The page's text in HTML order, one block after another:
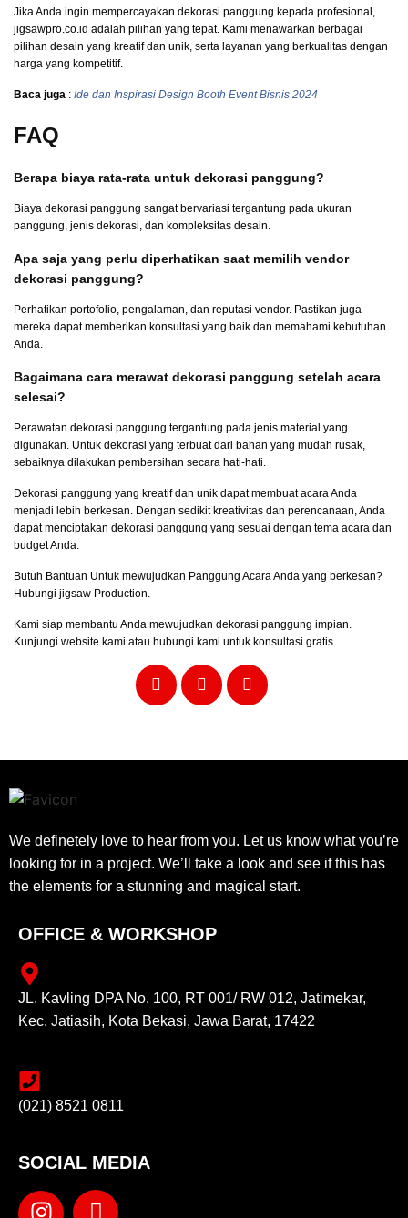
Jika Anda ingin mempercayakan dekorasi panggung kepada profesional,
jigsawpro.co.id adalah pilihan yang tepat. Kami menawarkan berbagai
pilihan desain yang kreatif dan unik, serta layanan yang berkualitas dengan
harga yang kompetitif.
Baca juga : Ide dan Inspirasi Design Booth Event Bisnis 2024
FAQ
Berapa biaya rata-rata untuk dekorasi panggung?
Biaya dekorasi panggung sangat bervariasi tergantung pada ukuran
panggung, jenis dekorasi, dan kompleksitas desain.
Apa saja yang perlu diperhatikan saat memilih vendor
dekorasi panggung?
Perhatikan portofolio, pengalaman, dan reputasi vendor. Pastikan juga
mereka dapat memberikan konsultasi yang baik dan memahami kebutuhan
Anda.
Bagaimana cara merawat dekorasi panggung setelah acara
selesai?
Perawatan dekorasi panggung tergantung pada jenis material yang
digunakan. Untuk dekorasi yang terbuat dari bahan yang mudah rusak,
sebaiknya dilakukan pembersihan secara hati-hati.
Dekorasi panggung yang kreatif dan unik dapat membuat acara Anda
menjadi lebih berkesan. Dengan sedikit kreativitas dan perencanaan, Anda
dapat menciptakan dekorasi panggung yang sesuai dengan tema acara dan
budget Anda.
Butuh Bantuan Untuk mewujudkan Panggung Acara Anda yang berkesan?
Hubungi jigsaw Production.
Kami siap membantu Anda mewujudkan dekorasi panggung impian.
Kunjungi website kami atau hubungi kami untuk konsultasi gratis.
We definetely love to hear from you. Let us know what you’re
looking for in a project. We’ll take a look and see if this has
the elements for a stunning and magical start.
OFFICE & WORKSHOP
JL. Kavling DPA No. 100, RT 001/ RW 012, Jatimekar,
Kec. Jatiasih, Kota Bekasi, Jawa Barat, 17422
(021) 8521 0811
SOCIAL MEDIA